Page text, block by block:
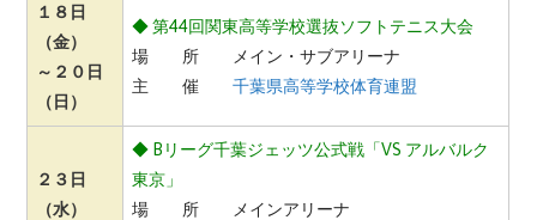
１８日
（金）
～２０日
（日）
◆ 第44回関東高等学校選抜ソフトテニス大会
場 所 メイン・サブアリーナ
主 催千葉県高等学校体育連盟
２３日
（水）
◆ Bリーグ千葉ジェッツ公式戦「VS アルバルク
東京」
場 所 メインアリーナ